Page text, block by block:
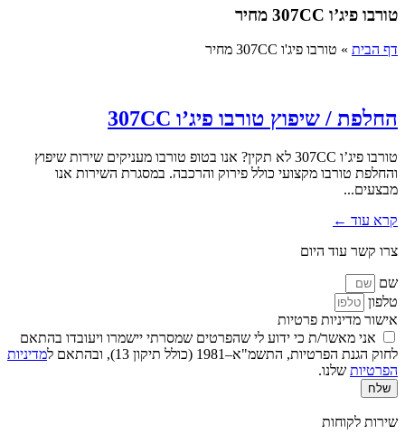
טורבו פיג’ו 307CC מחיר
דף הבית » טורבו פיג'ו 307CC מחיר
החלפת / שיפוץ טורבו פיג’ו 307CC
טורבו פיג’ו 307CC לא תקין? אנו בטופ טורבו מעניקים שירות שיפוץ
והחלפת טורבו מקצועי כולל פירוק והרכבה. במסגרת השירות אנו
מבצעים...
קרא עוד ←
צרו קשר עוד היום
שם
טלפון
אישור מדיניות פרטיות
אני מאשר/ת כי ידוע לי שהפרטים שמסרתי יישמרו ויעובדו בהתאם
לחוק הגנת הפרטיות, התשמ"א–1981 (כולל תיקון 13), ובהתאם ל
מדיניות
הפרטיות שלנו.
שלח
שירות לקוחות